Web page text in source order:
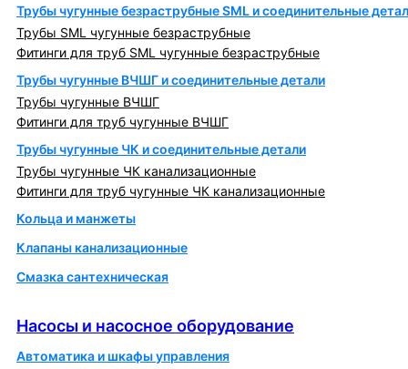
Трубы чугунные безраструбные SML и соединительные
Трубы SML чугунные безраструбные
Фитинги для труб SML чугунные безраструбные
Трубы чугунные ВЧШГ и соединительные детали
Трубы чугунные ВЧШГ
Фитинги для труб чугунные ВЧШГ
Трубы чугунные ЧК и соединительные детали
Трубы чугунные ЧК канализационные
Фитинги для труб чугунные ЧК канализационные
Кольца и манжеты
Клапаны канализационные
Смазка сантехническая
Насосы и насосное оборудование
Автоматика и шкафы управления